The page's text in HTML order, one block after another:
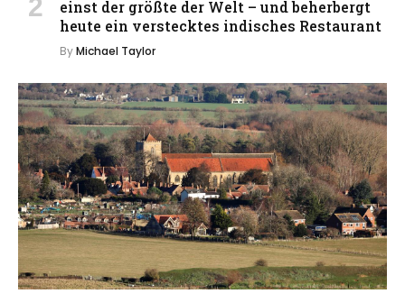
einst der größte der Welt – und beherbergt
heute ein verstecktes indisches Restaurant
ByMichael Taylor